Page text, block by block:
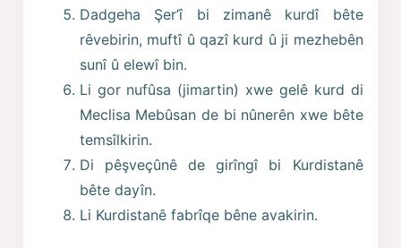
Dadgeha Şer’î bi zimanê kurdî bête
rêvebirin, muftî û qazî kurd û ji mezhebên
sunî û elewî bin.
Li gor nufûsa (jimartin) xwe gelê kurd di
Meclisa Mebûsan de bi nûnerên xwe bête
temsîlkirin.
Di pêşveçûnê de girîngî bi Kurdistanê
bête dayîn.
Li Kurdistanê fabrîqe bêne avakirin.